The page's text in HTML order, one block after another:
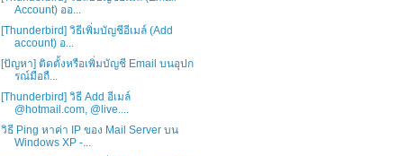
Account) ออ...
[Thunderbird] วิธีเพิ่มบัญชีอีเมล์ (Add
account) อ...
[ปัญหา] ติดตั้งหรือเพิ่มบัญชี Email บนอุปก
รณ์มือถื...
[Thunderbird] วิธี Add อีเมล์
@hotmail.com, @live....
วิธี Ping หาค่า IP ของ Mail Server บน
Windows XP -...